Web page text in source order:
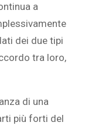
a
dei due tipi
tra loro,
di una
più forti del